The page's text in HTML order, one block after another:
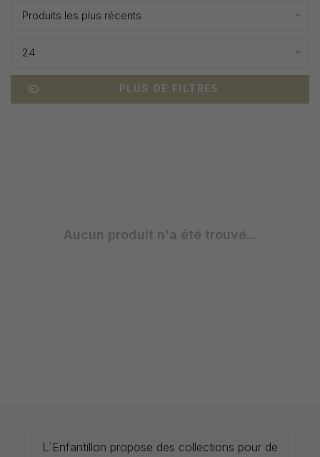
Produits les plus récents
24
PLUS DE FILTRES
Aucun produit n'a été trouvé...
L`Enfantillon propose des collections pour de